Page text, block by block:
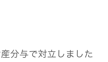
分与で対立しました